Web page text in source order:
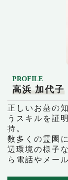
PROFILE
高浜 加代子
正しいお墓の
うスキルを証
持。
数多くの霊園
辺環境の様子
ら電話やメー